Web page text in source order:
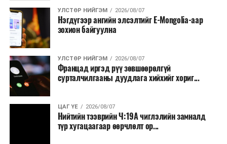
УЛСТӨР НИЙГЭМ 2026/08/07
Нэгдүгээр ангийн элсэлтийг E-Mongolia-аар
зохион байгуулна
УЛСТӨР НИЙГЭМ 2026/08/07
Францад иргэд рүү зөвшөөрөлгүй
сурталчилгааны дуудлага хийхийг хориг...
ЦАГ ҮЕ 2026/08/07
Нийтийн тээврийн Ч:19А чиглэлийн замналд
түр хугацаагаар өөрчлөлт ор...